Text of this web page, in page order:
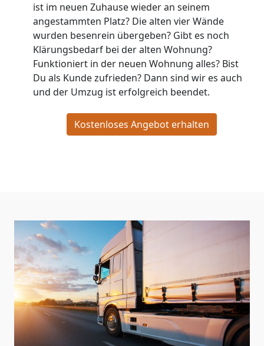
ist im neuen Zuhause wieder an seinem
angestammten Platz? Die alten vier Wände
wurden besenrein übergeben? Gibt es noch
Klärungsbedarf bei der alten Wohnung?
Funktioniert in der neuen Wohnung alles? Bist
Du als Kunde zufrieden? Dann sind wir es auch
und der Umzug ist erfolgreich beendet.
Kostenloses Angebot erhalten